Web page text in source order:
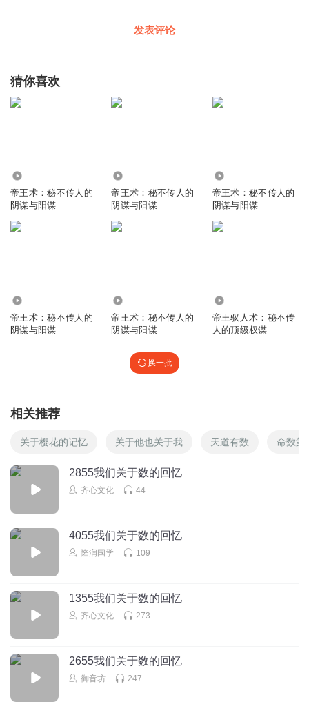
发表评论
猜你喜欢
帝王术：秘不传人的
阴谋与阳谋
帝王术：秘不传人的
阴谋与阳谋
帝王术：秘不传人的
阴谋与阳谋
帝王术：秘不传人的
阴谋与阳谋
帝王术：秘不传人的
阴谋与阳谋
帝王驭人术：秘不传
人的顶级权谋
换一批
相关推荐
关于樱花的记忆 关于他也关于我 天道有数 命数第
2855我们关于数的回忆
齐心文化 44
4055我们关于数的回忆
隆润国学 109
1355我们关于数的回忆
齐心文化 273
2655我们关于数的回忆
御音坊 247